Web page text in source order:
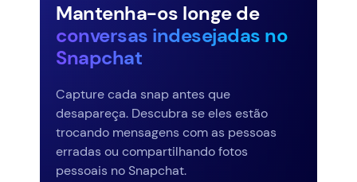
Mantenha-os longe de
conversas indesejadas no
Snapchat
Capture cada snap antes que
desapareça. Descubra se eles estão
trocando mensagens com as pessoas
erradas ou compartilhando fotos
pessoais no Snapchat.